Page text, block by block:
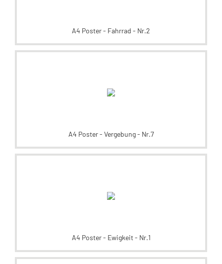
A4 Poster - Fahrrad - Nr.2
A4 Poster - Vergebung - Nr.7
A4 Poster - Ewigkeit - Nr.1